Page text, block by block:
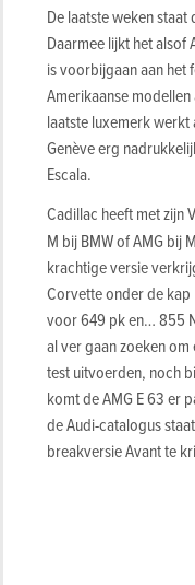
De laatste weken
Daarmee lijkt het alsof
is voorbijgaan aan het
Amerikaanse
laatste luxemerk
Genève erg
Escala.
Cadillac heeft met zijn
M bij BMW of AMG bij
krachtige versie
Corvette onder de
voor 649 pk en… 855
al ver gaan zoeken
test uitvoerden, noch
komt de AMG E 63 er
de Audi-catalogus
breakversie Avant te